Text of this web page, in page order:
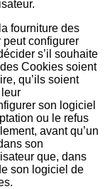
fourniture des
peut configurer
s’il souhaite
Cookies soient
qu’ils soient
son logiciel
ou le refus
avant qu’un
son
que, dans
son logiciel de